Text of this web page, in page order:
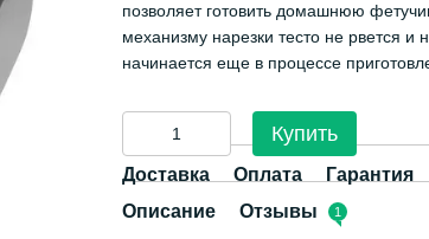
позволяет готовить домашнюю
механизму нарезки тесто не рвется
начинается еще в процессе
Купить
Доставка Оплата
Гарантия
Описание
Отзывы 1